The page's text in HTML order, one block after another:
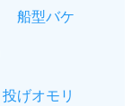
船型バケ
投げオモリ